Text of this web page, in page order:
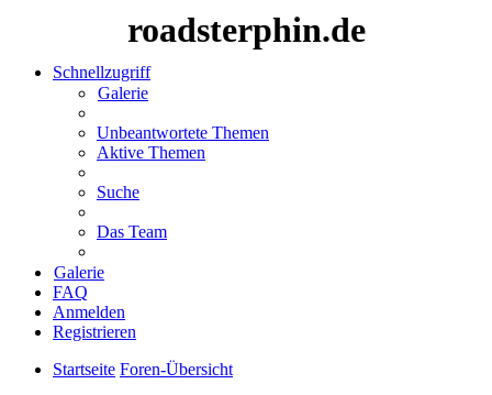
roadsterphin.de
Schnellzugriff
Galerie
Unbeantwortete Themen
Aktive Themen
Suche
Das Team
Galerie
FAQ
Anmelden
Registrieren
Startseite Foren-Übersicht